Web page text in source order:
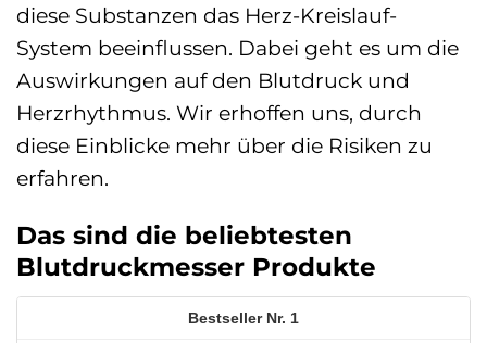
diese Substanzen das Herz-Kreislauf-
System beeinflussen. Dabei geht es um die
Auswirkungen auf den Blutdruck und
Herzrhythmus. Wir erhoffen uns, durch
diese Einblicke mehr über die Risiken zu
erfahren.
Das sind die beliebtesten
Blutdruckmesser Produkte
1